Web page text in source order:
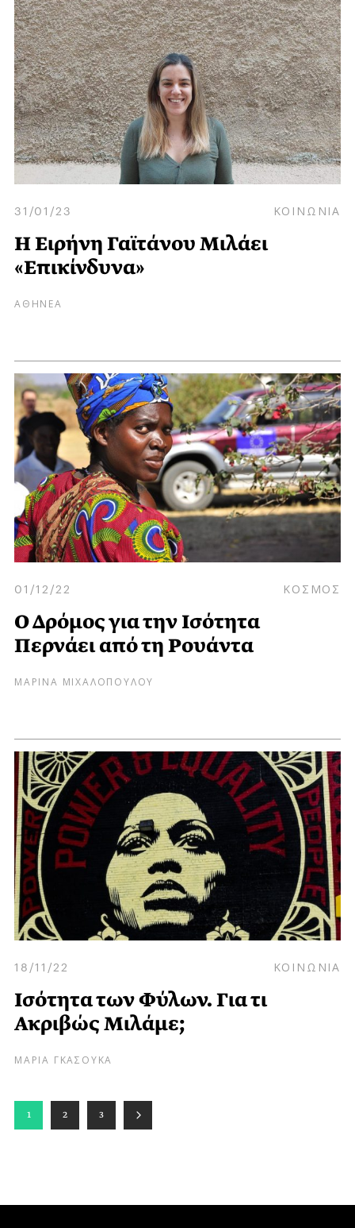
31/01/23 ΚΟΙΝΩΝΙΑ
Η Ειρήνη Γαϊτάνου Μιλάει
«Επικίνδυνα»
ΑΘΗΝΕΑ
01/12/22 ΚΟΣΜΟΣ
Ο Δρόμος για την Ισότητα
Περνάει από τη Ρουάντα
ΜΑΡΙΝΑ ΜΙΧΑΛΟΠΟΥΛΟΥ
18/11/22 ΚΟΙΝΩΝΙΑ
Ισότητα των Φύλων. Για τι
Ακριβώς Μιλάμε;
ΜΑΡΙΑ ΓΚΑΣΟΥΚΑ
1 2 3